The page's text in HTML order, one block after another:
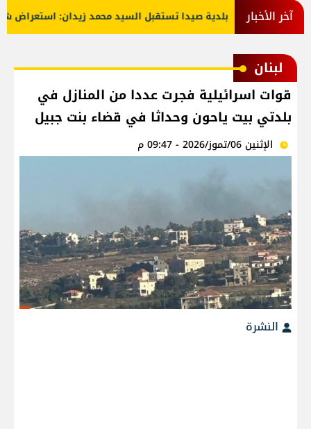
آخر الأخبار بلدية صيدا تستقبل السيد محمد زيدان: استعراض شامل
لبنان
قوات اسرائيلية فجرت عددا من المنازل في
بلدتي بيت ياحون وحداثا في قضاء بنت جبيل
الإثنين 06/تموز/2026 - 09:47 م
النشرة